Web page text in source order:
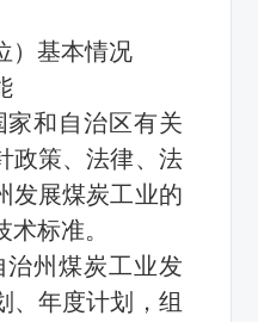
）基本情况
家和自治区有关
政策、法律、法
发展煤炭工业的
标准。
治州煤炭工业发
、年度计划，组